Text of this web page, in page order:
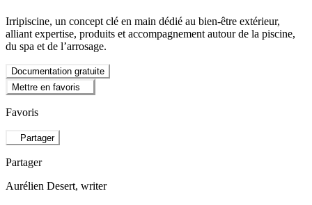
Irripiscine, un concept clé en main dédié au bien-être extérieur,
alliant expertise, produits et accompagnement autour de la piscine,
du spa et de l’arrosage.
Documentation gratuite
Mettre en favoris
Favoris
Partager
Partager
Aurélien Desert, writer